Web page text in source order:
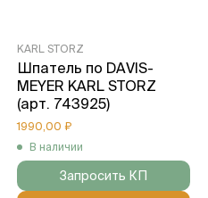
KARL STORZ
Шпатель по DAVIS-
MEYER KARL STORZ
(арт. 743925)
1990,00 ₽
В наличии
Запросить КП